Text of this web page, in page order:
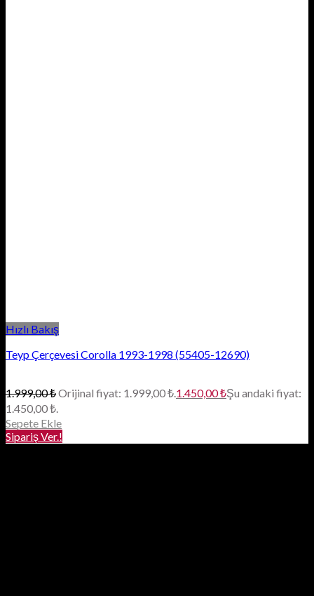
Hızlı Bakış
Teyp Çerçevesi Corolla 1993-1998 (55405-12690)
1.999,00₺Orijinal fiyat: 1.999,00 ₺.1.450,00₺Şu andaki fiyat:
1.450,00 ₺.
Sepete Ekle
Sipariş Ver.!